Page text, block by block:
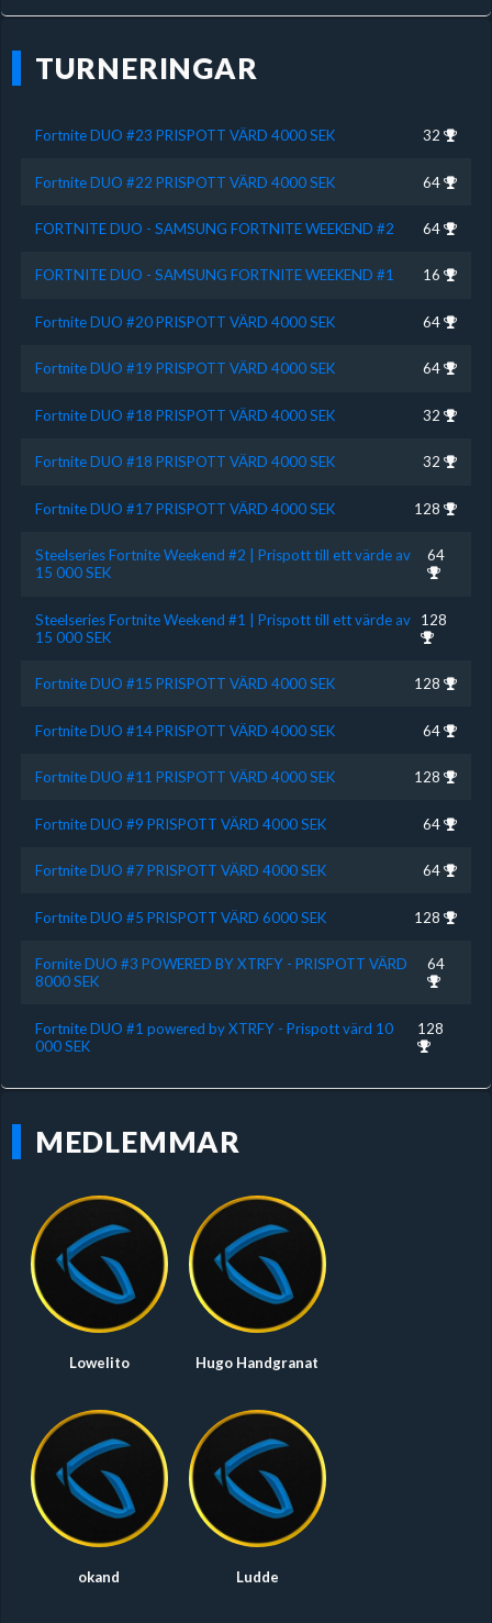
TURNERINGAR
Fortnite DUO #23 PRISPOTT VÄRD 4000 SEK 32
Fortnite DUO #22 PRISPOTT VÄRD 4000 SEK 64
FORTNITE DUO - SAMSUNG FORTNITE WEEKEND #2 64
FORTNITE DUO - SAMSUNG FORTNITE WEEKEND #1 16
Fortnite DUO #20 PRISPOTT VÄRD 4000 SEK 64
Fortnite DUO #19 PRISPOTT VÄRD 4000 SEK 64
Fortnite DUO #18 PRISPOTT VÄRD 4000 SEK 32
Fortnite DUO #18 PRISPOTT VÄRD 4000 SEK 32
Fortnite DUO #17 PRISPOTT VÄRD 4000 SEK 128
Steelseries Fortnite Weekend #2 | Prispott till ett värde av
15 000 SEK
64
Steelseries Fortnite Weekend #1 | Prispott till ett värde av
15 000 SEK
128
Fortnite DUO #15 PRISPOTT VÄRD 4000 SEK 128
Fortnite DUO #14 PRISPOTT VÄRD 4000 SEK 64
Fortnite DUO #11 PRISPOTT VÄRD 4000 SEK 128
Fortnite DUO #9 PRISPOTT VÄRD 4000 SEK 64
Fortnite DUO #7 PRISPOTT VÄRD 4000 SEK 64
Fortnite DUO #5 PRISPOTT VÄRD 6000 SEK 128
Fornite DUO #3 POWERED BY XTRFY - PRISPOTT VÄRD
8000 SEK
64
Fortnite DUO #1 powered by XTRFY - Prispott värd 10
000 SEK
128
MEDLEMMAR
Lowelito Hugo Handgranat
okand Ludde